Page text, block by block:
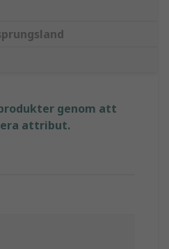
genom att
attribut.